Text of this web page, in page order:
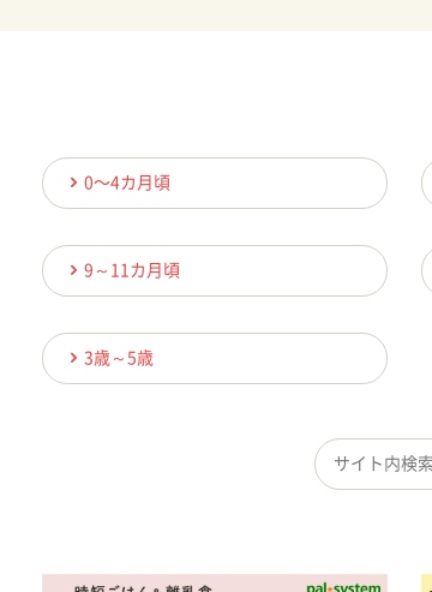
0〜4カ月頃
9～11カ月頃
3歳～5歳
検索キーワード